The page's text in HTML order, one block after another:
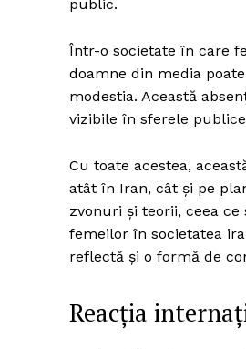
public.
Într-o societate în care
doamne din media
modestia. Această
vizibile în sferele
Cu toate acestea,
atât în Iran, cât și pe
zvonuri și teorii, ceea
femeilor în societatea
reflectă și o formă de
Reacția